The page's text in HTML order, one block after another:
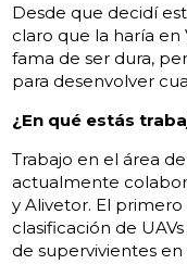
Desde que decidí
claro que la haría en
fama de ser dura,
para desenvolver
¿En qué estás
Trabajo en el área
actualmente
y Alivetor. El
clasificación de
de supervivientes